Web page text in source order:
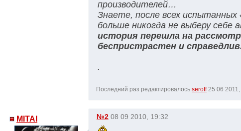
производителей…
Знаете, после всех испытанных
больше никогда не выберу себе
история перешла на
беспристрастен и
.
Последний раз редактировалось seroff25 06 2011,
MITAI №2 08 09 2010, 19:32